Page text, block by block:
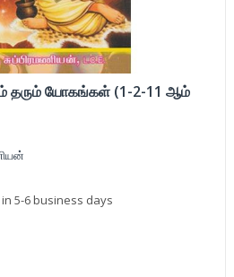
தரும் யோகங்கள் (1-2-11 ஆம்
5-6 business days